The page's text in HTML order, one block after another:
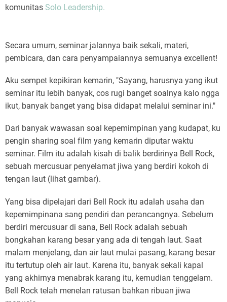
komunitas Solo Leadership.
Secara umum, seminar jalannya baik sekali, materi,
pembicara, dan cara penyampaiannya semuanya excellent!
Aku sempet kepikiran kemarin, "Sayang, harusnya yang ikut
seminar itu lebih banyak, cos rugi banget soalnya kalo ngga
ikut, banyak banget yang bisa didapat melalui seminar ini."
Dari banyak wawasan soal kepemimpinan yang kudapat, ku
pengin sharing soal film yang kemarin diputar waktu
seminar. Film itu adalah kisah di balik berdirinya Bell Rock,
sebuah mercusuar penyelamat jiwa yang berdiri kokoh di
tengan laut (lihat gambar).
Yang bisa dipelajari dari Bell Rock itu adalah usaha dan
kepemimpinana sang pendiri dan perancangnya. Sebelum
berdiri mercusuar di sana, Bell Rock adalah sebuah
bongkahan karang besar yang ada di tengah laut. Saat
malam menjelang, dan air laut mulai pasang, karang besar
itu tertutup oleh air laut. Karena itu, banyak sekali kapal
yang akhirnya menabrak karang itu, kemudian tenggelam.
Bell Rock telah menelan ratusan bahkan ribuan jiwa